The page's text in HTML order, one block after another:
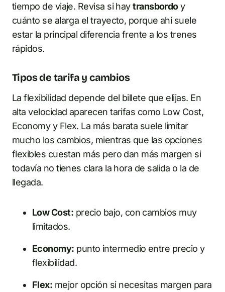
tiempo de viaje. Revisa si haytransbordoy
cuánto se alarga el trayecto, porque ahí suele
estar la principal diferencia frente a los trenes
rápidos.
Tipos de tarifa y cambios
La flexibilidad depende del billete que elijas. En
alta velocidad aparecen tarifas como Low Cost,
Economy y Flex. La más barata suele limitar
mucho los cambios, mientras que las opciones
flexibles cuestan más pero dan más margen si
todavía no tienes clara la hora de salida o la de
llegada.
Low Cost: precio bajo, con cambios muy
limitados.
Economy: punto intermedio entre precio y
flexibilidad.
Flex: mejor opción si necesitas margen para